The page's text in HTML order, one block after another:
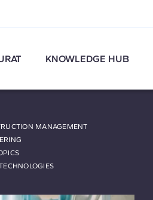
KNOWLEDGE HUB
MANAGEMENT